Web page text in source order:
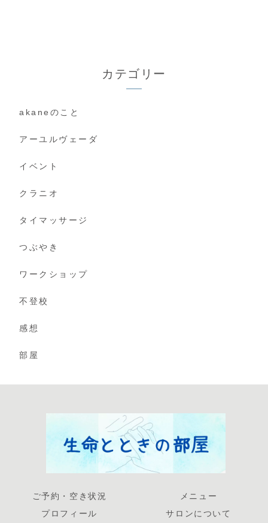
カテゴリー
akaneのこと
アーユルヴェーダ
イベント
クラニオ
タイマッサージ
つぶやき
ワークショップ
不登校
感想
部屋
ご予約・空き状況
メニュー
プロフィール
サロンについて